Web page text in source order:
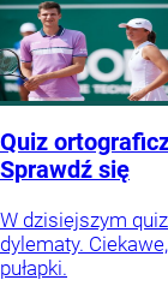
Quiz
Sprawdź się
W dzisiejszym
dylematy.
pułapki.